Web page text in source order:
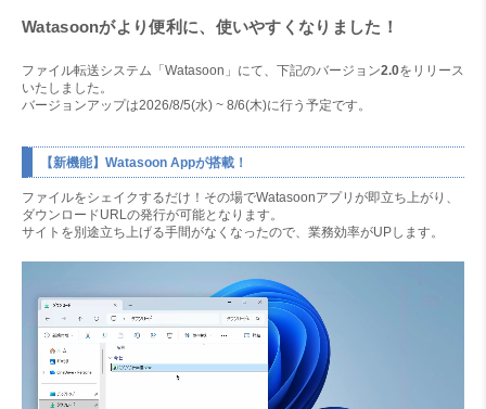
Watasoonがより便利に、使いやすくなりました！
ファイル転送システム「Watasoon」にて、下記のバージョン2.0をリリース
いたしました。
バージョンアップは2026/8/5(水) ~ 8/6(木)に行う予定です。
【新機能】Watasoon Appが搭載！
ファイルをシェイクするだけ！その場でWatasoonアプリが即立ち上がり、
ダウンロードURLの発行が可能となります。
サイトを別途立ち上げる手間がなくなったので、業務効率がUPします。